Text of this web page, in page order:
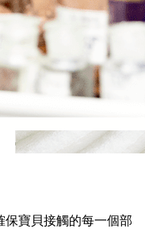
保寶貝接觸的每一個部